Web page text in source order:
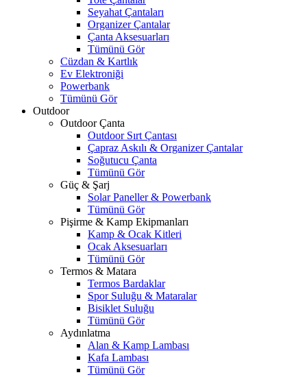
Seyahat Çantaları
Organizer Çantalar
Çanta Aksesuarları
Tümünü Gör
Cüzdan & Kartlık
Ev Elektroniği
Powerbank
Tümünü Gör
Outdoor
Outdoor Çanta
Outdoor Sırt Çantası
Çapraz Askılı & Organizer Çantalar
Soğutucu Çanta
Tümünü Gör
Güç & Şarj
Solar Paneller & Powerbank
Tümünü Gör
Pişirme & Kamp Ekipmanları
Kamp & Ocak Kitleri
Ocak Aksesuarları
Tümünü Gör
Termos & Matara
Termos Bardaklar
Spor Suluğu & Mataralar
Bisiklet Suluğu
Tümünü Gör
Aydınlatma
Alan & Kamp Lambası
Kafa Lambası
Tümünü Gör